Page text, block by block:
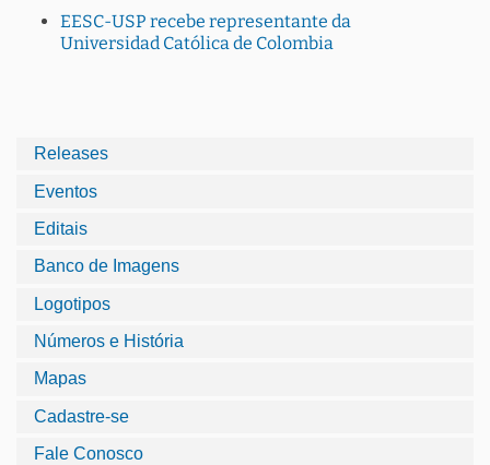
EESC-USP recebe representante da
Universidad Católica de Colombia
Releases
Eventos
Editais
Banco de Imagens
Logotipos
Números e História
Mapas
Cadastre-se
Fale Conosco